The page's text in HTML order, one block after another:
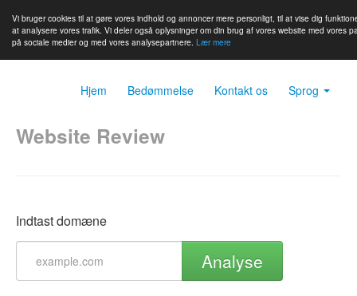
Vi bruger cookies til at gøre vores indhold og annoncer mere personligt, til at vise dig
at analysere vores trafik. Vi deler også oplysninger om din brug af vores website med vores
på sociale medier og med vores analysepartnere. Lær mere
Hjem Bedømmelse Kontakt os Sprog
Website Review
Indtast domæne
Analyse